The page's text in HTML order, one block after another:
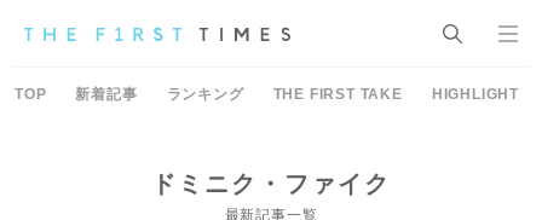
TOP 新着記事 ランキング THE FIRST TAKE HIGHLIGHT
ドミニク・ファイク
最新記事一覧